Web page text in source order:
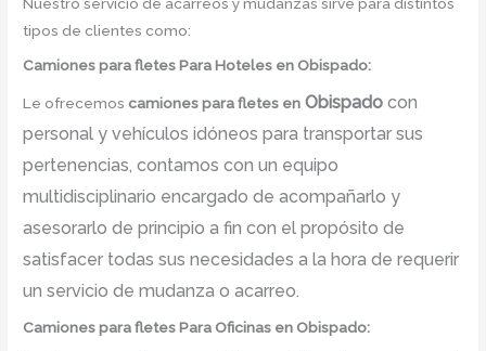
Nuestro servicio de acarreos y mudanzas sirve para distintos
tipos de clientes como:
Camiones para fletesPara Hoteles en Obispado:
Le ofrecemos camiones para fletes en Obispado con
personal y vehículos idóneos para transportar sus
pertenencias, contamos con un equipo
multidisciplinario encargado de acompañarlo y
asesorarlo de principio a fin con el propósito de
satisfacer todas sus necesidades a la hora de requerir
un servicio de mudanza o acarreo.
Camiones para fletesPara Oficinas en Obispado: